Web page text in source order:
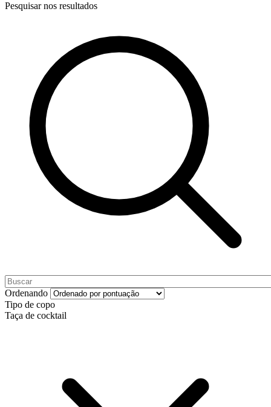
Pesquisar nos resultados
Ordenando
Tipo de copo
Taça de cocktail